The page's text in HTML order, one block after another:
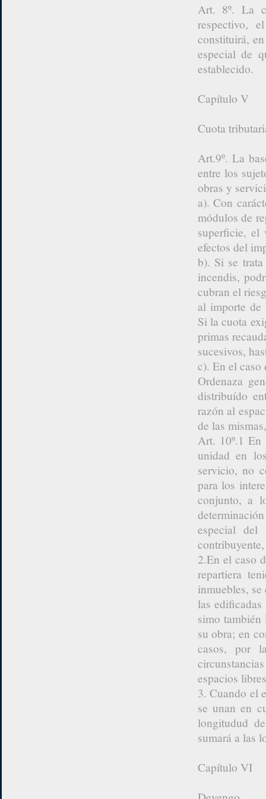
Art. 8º. La
respectivo,
constituirá,
especial de
establecido.
Capítulo V
Cuota
Art.9º. La
entre los
obras y
a). Con
módulos de
superficie, el
efectos del
b). Si se
incendis,
cubran el
al importe de
Si la cuota
primas
sucesivos,
c). En el caso
Ordenaza
distribuído
razón al
de las
Art. 10º.1
unidad en
servicio, no
para los
conjunto, a
especial del
2.En el caso
repartiera
inmuebles,
las
simo también
su obra; en
casos, por
espacios
3. Cuando el
se unan en
longitudud
sumará a las
Capítulo VI